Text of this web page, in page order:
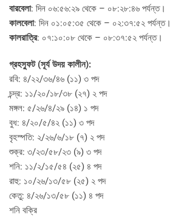
বারবেলা: দিন ০৬:৫৬:২৯ থেকে – ০৮:২৮:৪৬ পর্যন্ত।
কালবেলা: দিন ০১:০৫:৩৫ থেকে – ০২:৩৭:৫২ পর্যন্ত।
কালরাত্রি: ০৭:১০:০৮ থেকে – ০৮:৩৭:৫২ পর্যন্ত।
গ্রহস্ফুট (সূর্য উদয় কালীন):
রবি: ৪/২২/৩৬/৪৬ (১১) ৩ পদ
চন্দ্র: ১১/২০/১৮/৩৮ (২৭) ২ পদ
মঙ্গল: ৫/২৬/৪/২৯ (১৪) ১ পদ
বুধ: ৪/২০/৫/৪২ (১১) ৩ পদ
বৃহস্পতি: ২/২৬/৬/১৮ (৭) ২ পদ
শুক্র: ৩/২৩/৫৮/২৩ (৯) ৩ পদ
শনি: ১১/২/১৫/৫৪ (২৫) ৪ পদ
রাহু: ১০/২৬/১৩/৫৮ (২৫) ২ পদ
কেতু: ৪/২৬/১৩/৫৮ (১১) ৪ পদ
শনি বক্রি